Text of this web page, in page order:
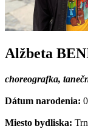
Alžbeta
choreografka,
Dátum narodenia:
Miesto bydliska: